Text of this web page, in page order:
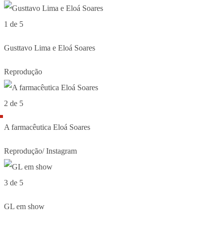
1 de 5
Gusttavo Lima e Eloá Soares
Reprodução
2 de 5
A farmacêutica Eloá Soares
Reprodução/ Instagram
3 de 5
GL em show